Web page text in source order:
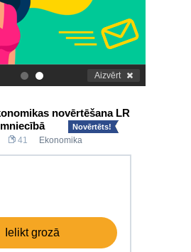
. Aizvērt
novērtēšana LR
Novērtēts!
41 Ekonomika
Ielikt grozā